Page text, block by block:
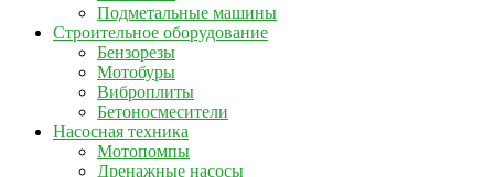
Подметальные машины
Строительное оборудование
Бензорезы
Мотобуры
Виброплиты
Бетоносмесители
Насосная техника
Мотопомпы
Дренажные насосы